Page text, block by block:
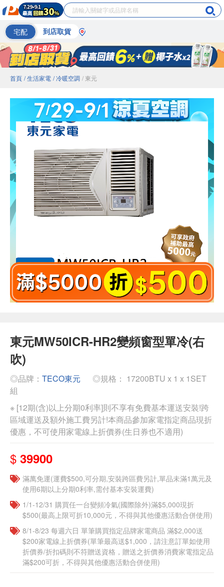
宅配 到店取貨
首頁 / 生活家電 / 冷暖空調 / 東元
東元MW50ICR-HR2變頻窗型單冷(右
吹)
◎品牌： TECO東元
◎規格： 17200BTU x 1 x 1SET
組
※ [12期(含)以上分期0利率]則不享有免費基本運送安裝!跨
區域運送及額外施工費另計!本商品參加家電指定商品現折
優惠，不可使用家電線上折價券(生日券也不適用)
$ 39900
滿萬免運(運費$500,可分期,安裝跨區費另計,單品未滿1萬元及
使用6期以上分期0利率,需付基本安裝運費)
1/1-12/31 購買任一台變頻冷氣(國際除外)滿$5,000現折
$500(最高上限可折10,000元，不得與其他優惠活動合併使用)
8/1-8/23 每週六日 單筆購買指定品牌家電商品 滿$2,000送
$200家電線上折價券(單筆最高送$1,000，請注意訂單如使用
折價券/折扣碼則不符贈送資格，贈送之折價券消費家電指定品
滿$200可折，不得與其他優惠活動合併使用)